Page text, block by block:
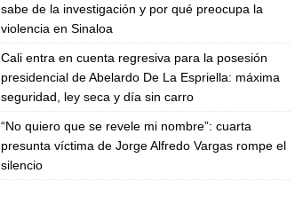
sabe de la investigación y por qué preocupa la
violencia en Sinaloa
Cali entra en cuenta regresiva para la posesión
presidencial de Abelardo De La Espriella: máxima
seguridad, ley seca y día sin carro
“No quiero que se revele mi nombre”: cuarta
presunta víctima de Jorge Alfredo Vargas rompe el
silencio